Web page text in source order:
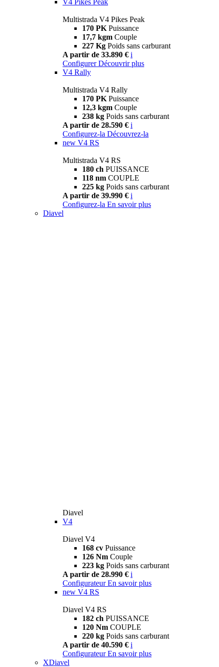
Multistrada V4 Pikes Peak
170 PK Puissance
17,7 kgm Couple
227 Kg Poids sans carburant
A partir de 33.890 € i
Configurer Découvrir plus
V4 Rally
Multistrada V4 Rally
170 PK Puissance
12,3 kgm Couple
238 kg Poids sans carburant
A partir de 28.590 € i
Configurez-la Découvrez-la
new V4 RS
Multistrada V4 RS
180 ch PUISSANCE
118 nm COUPLE
225 kg Poids sans carburant
A partir de 39.990 € i
Configurez-la En savoir plus
Diavel
Diavel
V4
Diavel V4
168 cv Puissance
126 Nm Couple
223 kg Poids sans carburant
A partir de 28.990 € i
Configurateur En savoir plus
new V4 RS
Diavel V4 RS
182 ch PUISSANCE
120 Nm COUPLE
220 kg Poids sans carburant
A partir de 40.590 € i
Configurateur En savoir plus
XDiavel